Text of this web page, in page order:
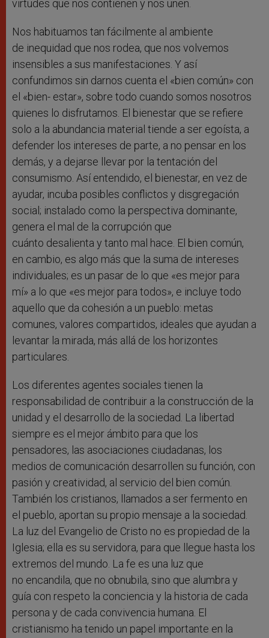
virtudes que nos contienen y nos unen.
Nos habituamos tan fácilmente al ambiente
de inequidad que nos rodea, que nos volvemos
insensibles a sus manifestaciones. Y así
confundimos sin darnos cuenta el «bien común» con
el «bien- estar», sobre todo cuando somos nosotros
quienes lo disfrutamos. El bienestar que se refiere
solo a la abundancia material tiende a ser egoísta, a
defender los intereses de parte, a no pensar en los
demás, y a dejarse llevar por la tentación del
consumismo. Así entendido, el bienestar, en vez de
ayudar, incuba posibles conflictos y disgregación
social; instalado como la perspectiva dominante,
genera el mal de la corrupción que
cuánto desalienta y tanto mal hace. El bien común,
en cambio, es algo más que la suma de intereses
individuales; es un pasar de lo que «es mejor para
mí» a lo que «es mejor para todos», e incluye todo
aquello que da cohesión a un pueblo: metas
comunes, valores compartidos, ideales que ayudan a
levantar la mirada, más allá de los horizontes
particulares.
Los diferentes agentes sociales tienen la
responsabilidad de contribuir a la construcción de la
unidad y el desarrollo de la sociedad. La libertad
siempre es el mejor ámbito para que los
pensadores, las asociaciones ciudadanas, los
medios de comunicación desarrollen su función, con
pasión y creatividad, al servicio del bien común.
También los cristianos, llamados a ser fermento en
el pueblo, aportan su propio mensaje a la sociedad.
La luz del Evangelio de Cristo no es propiedad de la
Iglesia; ella es su servidora, para que llegue hasta los
extremos del mundo. La fe es una luz que
no encandila, que no obnubila, sino que alumbra y
guía con respeto la conciencia y la historia de cada
persona y de cada convivencia humana. El
cristianismo ha tenido un papel importante en la